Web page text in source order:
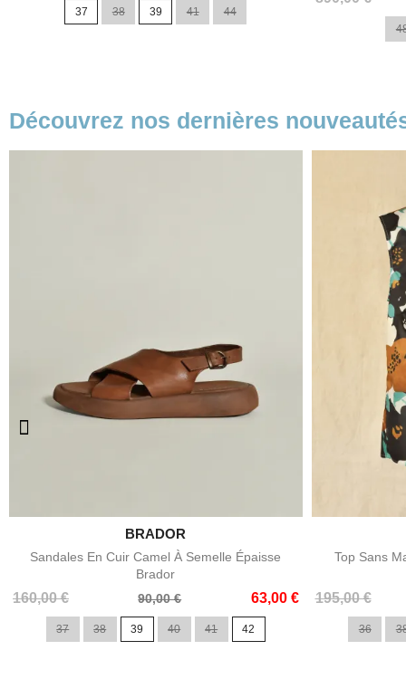
37 38 39 41 44
Découvrez nos dernières
Aperçu rapide
BRADOR
Sandales En Cuir Camel À Semelle Épaisse
Brador
160,00 €
Prix
90,00 € 63,00 €
Prix
37 38 39 40 41 42
Top Sans
195,00 €
Prix
Prix
36